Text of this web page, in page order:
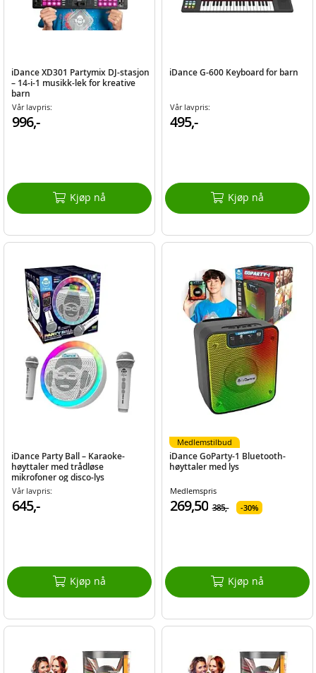
iDance XD301 Partymix DJ-stasjon
– 14-i-1 musikk-lek for kreative
barn
Vår lavpris:
996,-
Kjøp nå
iDance G-600 Keyboard for barn
Vår lavpris:
495,-
Kjøp nå
iDance Party Ball – Karaoke-
høyttaler med trådløse
mikrofoner og disco-lys
Vår lavpris:
645,-
Kjøp nå
iDance GoParty-1 Bluetooth-
høyttaler med lys
Medlemspris
269,50 385,- 30%
Kjøp nå
Medlemstilbud